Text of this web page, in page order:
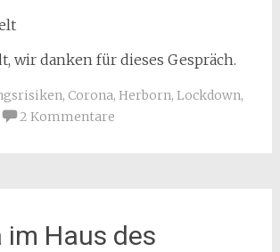
wir danken für dieses Gespräch.
, Corona, Herborn, Lockdown,
2 Kommentare
im Haus des